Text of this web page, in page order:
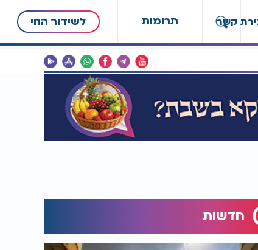
תרומות לשידור החי קשר
חדשות